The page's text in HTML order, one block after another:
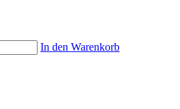
In den Warenkorb